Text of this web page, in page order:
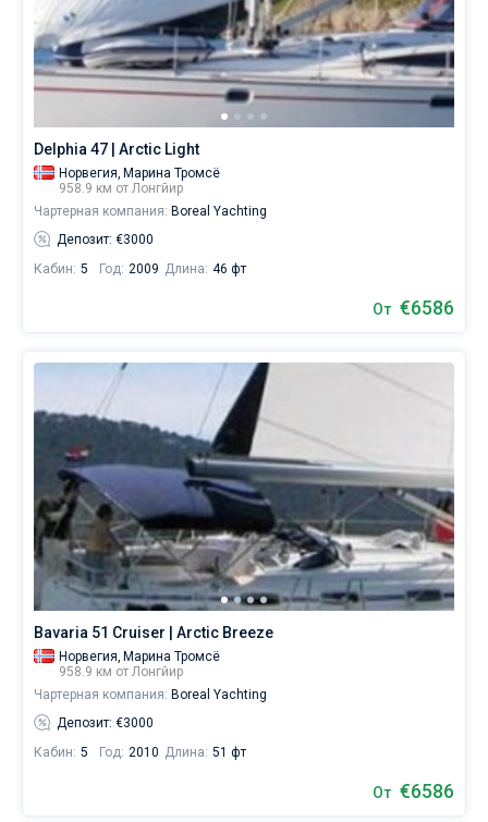
судном.
каталоге
яхт
вы
найдете
предложений
городе
Лонгйир
отдыха,
для
яхтсменов,
которые
представляют
себе
жизни
без
паруса.
регионы
для
яхтинга:
Марина
Лонгйир
Delphia 47 | Arctic Light
Норвегия, Марина Тромсё
958.9 км от Лонгйир
Чартерная компания: Boreal Yachting
Депозит: €3000
Кабин: 5 Год: 2009 Длина: 46 фт
От €6586
Bavaria 51 Cruiser | Arctic Breeze
Норвегия, Марина Тромсё
958.9 км от Лонгйир
Чартерная компания: Boreal Yachting
Депозит: €3000
Кабин: 5 Год: 2010 Длина: 51 фт
От €6586
Без шкипера
Со шкипером